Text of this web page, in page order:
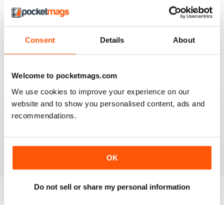
Consent Details About
Welcome to pocketmags.com
We use cookies to improve your experience on our
website and to show you personalised content, ads and
recommendations.
OK
Do not sell or share my personal information
0
4 0
3
2 0
1 0